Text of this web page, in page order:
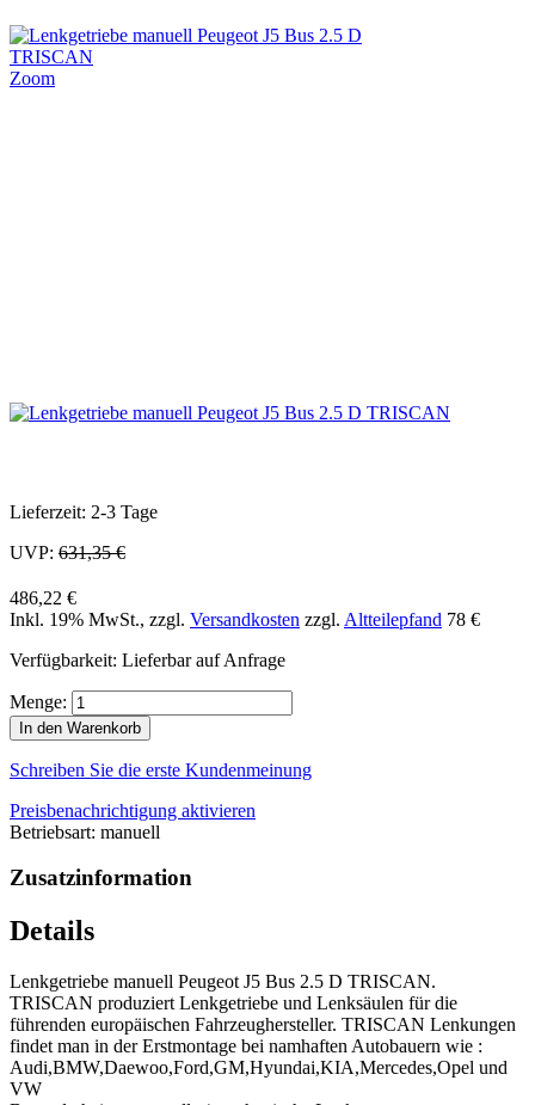
Zoom
Lieferzeit: 2-3 Tage
UVP: 631,35 €
486,22 €
Inkl. 19% MwSt., zzgl. Versandkosten zzgl. Altteilepfand 78 €
Verfügbarkeit: Lieferbar auf Anfrage
Menge:
In den Warenkorb
Schreiben Sie die erste Kundenmeinung
Preisbenachrichtigung aktivieren
Betriebsart: manuell
Zusatzinformation
Details
Lenkgetriebe manuell Peugeot J5 Bus 2.5 D TRISCAN.
TRISCAN produziert Lenkgetriebe und Lenksäulen für die
führenden europäischen Fahrzeughersteller. TRISCAN Lenkungen
findet man in der Erstmontage bei namhaften Autobauern wie :
Audi,BMW,Daewoo,Ford,GM,Hyundai,KIA,Mercedes,Opel und
VW